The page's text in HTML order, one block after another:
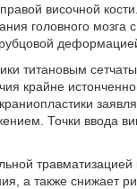
височной
головного мозга
титановым
крайне
Точки ввода
а также снижает